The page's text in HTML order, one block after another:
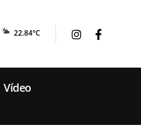
22.84°C
Vídeo